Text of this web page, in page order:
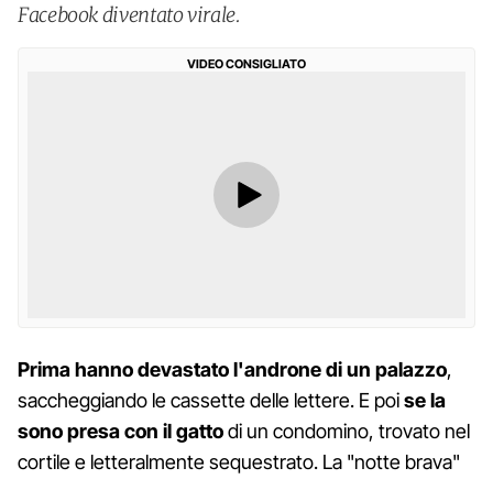
Facebook diventato virale.
VIDEO CONSIGLIATO
Prima hanno devastato l'androne di un palazzo,
saccheggiando le cassette delle lettere. E poise la
sono presa con il gattodi un condomino, trovato nel
cortile e letteralmente sequestrato. La "notte brava"